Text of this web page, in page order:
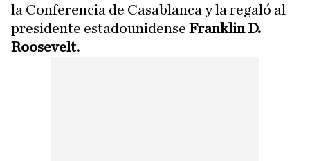
la Conferencia de Casablanca y la regaló al
presidente estadounidense Franklin D.
Roosevelt.